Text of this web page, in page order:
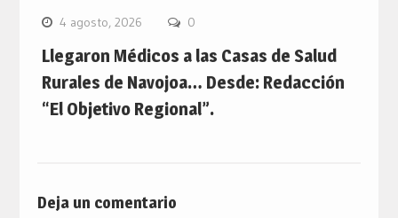
4 agosto, 2026 0
Llegaron Médicos a las Casas de Salud
Rurales de Navojoa… Desde: Redacción
“El Objetivo Regional”.
Deja un comentario